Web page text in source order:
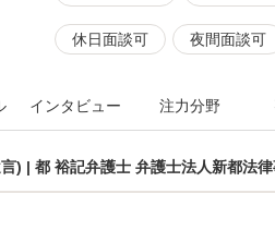
休日面談可 夜間面談可
インタビュー 注力分野
) | 都 裕記弁護士 弁護士法人新都法